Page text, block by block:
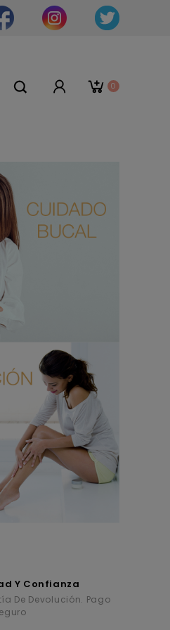
0
Y Confianza
De Devolución. Pago